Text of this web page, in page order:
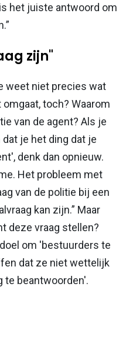
het juiste antwoord om
zijn"
weet niet precies wat
toch? Waarom
van de agent? Als je
je het ding dat je
denk dan opnieuw.
Het probleem met
van de politie bij een
kan zijn.” Maar
deze vraag stellen?
om 'bestuurders te
dat ze niet wettelijk
te beantwoorden'.